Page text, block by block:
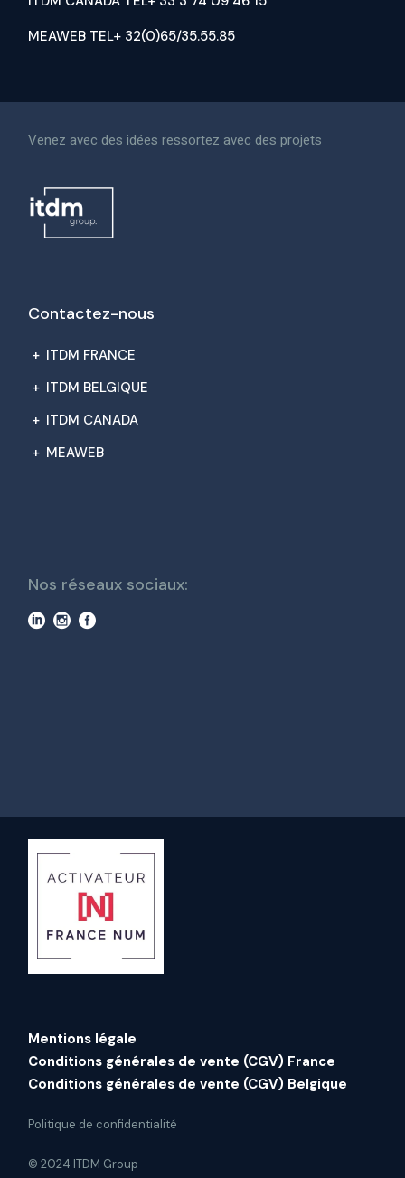
MEAWEB TEL+ 32(0)65/35.55.85
Venez avec des idées ressortez avec des projets
Contactez-nous
+ ITDM FRANCE
+ ITDM BELGIQUE
+ ITDM CANADA
+ MEAWEB
Nos réseaux sociaux:
Mentions légale
Conditions générales de vente (CGV) France
Conditions générales de vente (CGV) Belgique
Politique de confidentialité
© 2024 ITDM Group